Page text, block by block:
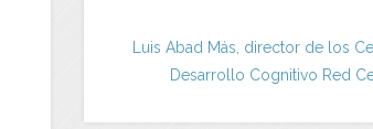
Luis Abad Más, director de los
Desarrollo Cognitivo Red